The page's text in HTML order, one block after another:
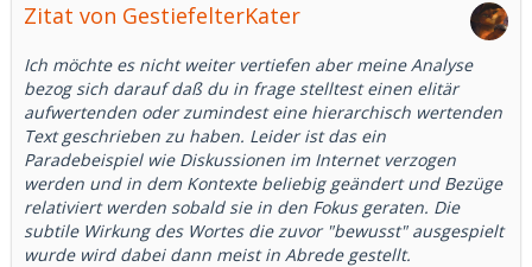
Zitat von GestiefelterKater
Ich möchte es nicht weiter vertiefen aber meine Analyse
bezog sich darauf daß du in frage stelltest einen elitär
aufwertenden oder zumindest eine hierarchisch wertenden
Text geschrieben zu haben. Leider ist das ein
Paradebeispiel wie Diskussionen im Internet verzogen
werden und in dem Kontexte beliebig geändert und Bezüge
relativiert werden sobald sie in den Fokus geraten. Die
subtile Wirkung des Wortes die zuvor "bewusst" ausgespielt
wurde wird dabei dann meist in Abrede gestellt.